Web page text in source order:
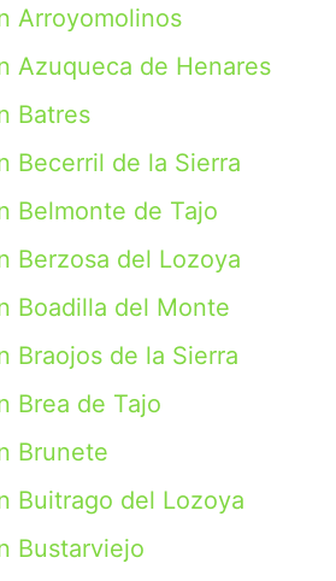
Arroyomolinos
Azuqueca de Henares
Batres
Becerril de la Sierra
Belmonte de Tajo
Berzosa del Lozoya
Boadilla del Monte
Braojos de la Sierra
Brea de Tajo
Brunete
Buitrago del Lozoya
Bustarviejo